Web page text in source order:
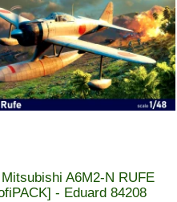
A6M2-N RUFE
- Eduard 84208